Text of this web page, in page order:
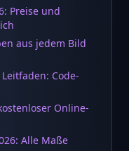
Preise und
aus jedem Bild
Code-
Online-
Alle Maße